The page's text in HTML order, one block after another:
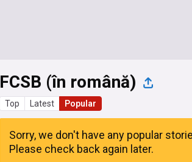
FCSB (în română)
Top Latest Popular
Sorry, we don't have any popular
Please check back again later.